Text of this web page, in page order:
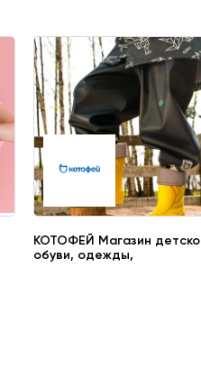
КОТОФЕЙ Магазин
обуви, одежды,